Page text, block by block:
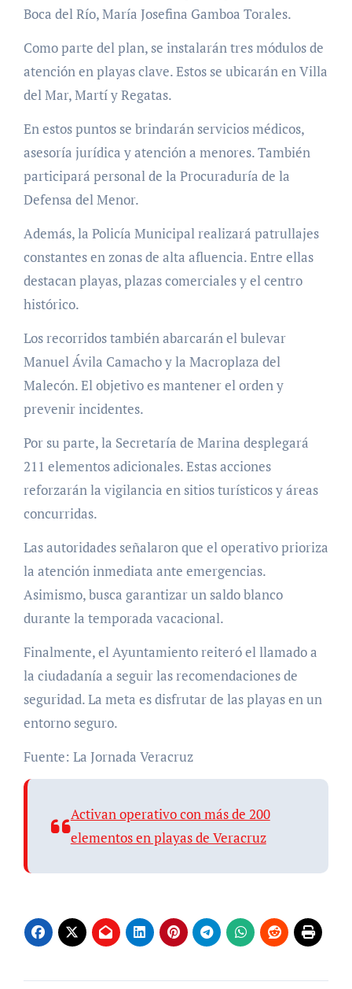
Boca del Río, María Josefina Gamboa Torales.
Como parte del plan, se instalarán tres módulos de
atención en playas clave. Estos se ubicarán en Villa
del Mar, Martí y Regatas.
En estos puntos se brindarán servicios médicos,
asesoría jurídica y atención a menores. También
participará personal de la Procuraduría de la
Defensa del Menor.
Además, la Policía Municipal realizará patrullajes
constantes en zonas de alta afluencia. Entre ellas
destacan playas, plazas comerciales y el centro
histórico.
Los recorridos también abarcarán el bulevar
Manuel Ávila Camacho y la Macroplaza del
Malecón. El objetivo es mantener el orden y
prevenir incidentes.
Por su parte, la Secretaría de Marina desplegará
211 elementos adicionales. Estas acciones
reforzarán la vigilancia en sitios turísticos y áreas
concurridas.
Las autoridades señalaron que el operativo prioriza
la atención inmediata ante emergencias.
Asimismo, busca garantizar un saldo blanco
durante la temporada vacacional.
Finalmente, el Ayuntamiento reiteró el llamado a
la ciudadanía a seguir las recomendaciones de
seguridad. La meta es disfrutar de las playas en un
entorno seguro.
Fuente: La Jornada Veracruz
Activan operativo con más de 200
elementos en playas de Veracruz